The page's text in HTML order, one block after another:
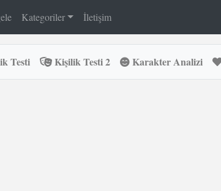
Kategoriler İletişim
Testi Kişilik Testi 2 Karakter Analizi